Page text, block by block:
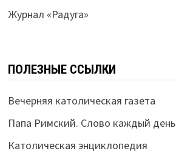
Журнал «Радуга»
ПОЛЕЗНЫЕ ССЫЛКИ
Вечерняя католическая газета
Папа Римский. Слово каждый день
Католическая энциклопедия